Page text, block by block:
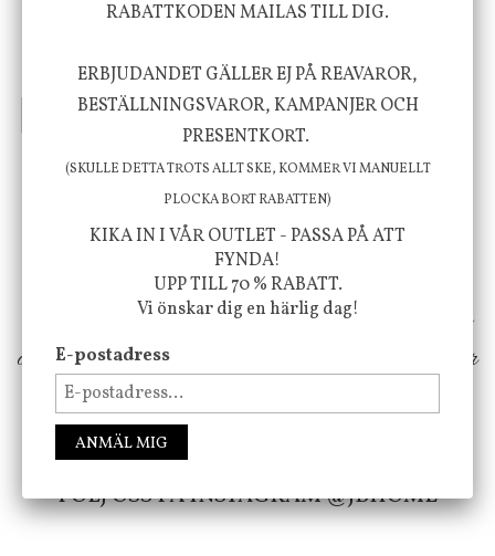
Skål, Hands marmor
795 kr
KÖP
Serveringsfat, Ostron,
415 kr
INFO KÖP
Vi vill förmedla känsla, upplevelse och
välbefinnande för dig och ditt hem! Med
inspiration från naturen och dess färgpalett
erbjuder vi omsorgsfullt utvalda produkter som
ökar trivsel i ditt hem och ger det lilla extra för
att öka ditt välmående!
FÖLJ OSS PÅ INSTAGRAM @JBHOME
RABATTKODEN MAILAS TILL DIG.
ERBJUDANDET GÄLLER EJ PÅ REAVAROR,
BESTÄLLNINGSVAROR, KAMPANJER OCH
PRESENTKORT.
(SKULLE DETTA TROTS ALLT SKE, KOMMER VI MANUELLT
PLOCKA BORT RABATTEN)
KIKA IN I VÅR OUTLET - PASSA PÅ ATT
FYNDA!
UPP TILL 70 % RABATT.
Vi önskar dig en härlig dag!
E-postadress
ANMÄL MIG